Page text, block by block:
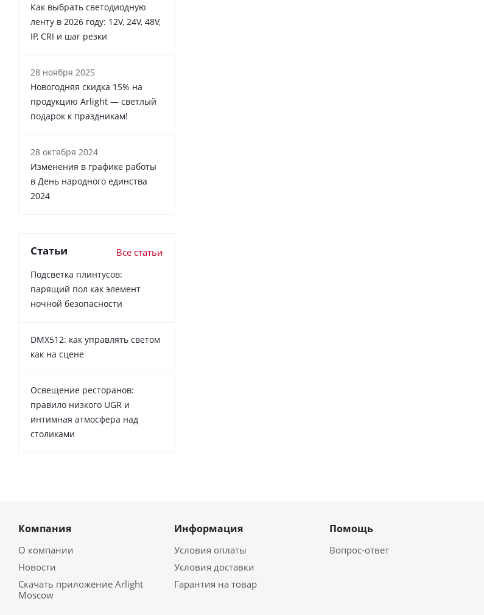
Как выбрать светодиодную
ленту в 2026 году: 12V, 24V, 48V,
IP, CRI и шаг резки
28 ноября 2025
Новогодняя скидка 15% на
продукцию Arlight — светлый
подарок к праздникам!
28 октября 2024
Изменения в графике работы
в День народного единства
2024
Статьи Все статьи
Подсветка плинтусов:
парящий пол как элемент
ночной безопасности
DMX512: как управлять светом
как на сцене
Освещение ресторанов:
правило низкого UGR и
интимная атмосфера над
столиками
Компания
О компании
Новости
Скачать приложение Arlight
Moscow
Информация
Условия оплаты
Условия доставки
Гарантия на товар
Помощь
Вопрос-ответ